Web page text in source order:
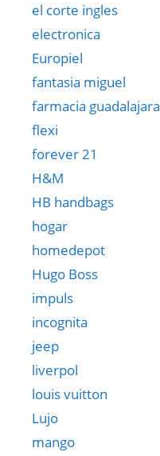
el corte ingles
electronica
Europiel
fantasia miguel
farmacia guadalajara
flexi
forever 21
H&M
HB handbags
hogar
homedepot
Hugo Boss
impuls
incognita
jeep
liverpol
louis vuitton
Lujo
mango